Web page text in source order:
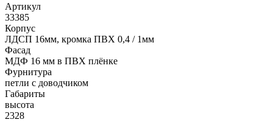
Артикул
33385
Корпус
ЛДСП 16мм, кромка ПВХ 0,4 / 1мм
Фасад
МДФ 16 мм в ПВХ плёнке
Фурнитура
петли с доводчиком
Габариты
высота
2328